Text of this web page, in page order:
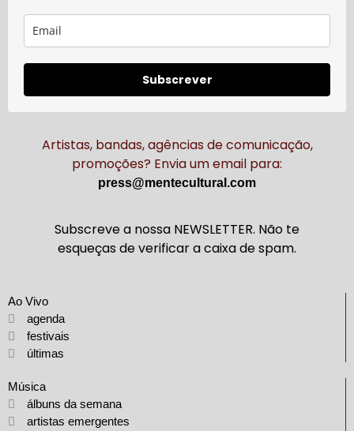
Subscrever
Artistas, bandas, agências de comunicação,
promoções? Envia um email para:
press@mentecultural.com
Subscreve a nossa NEWSLETTER. Não te
esqueças de verificar a caixa de spam.
Ao Vivo
agenda
festivais
últimas
Música
álbuns da semana
artistas emergentes